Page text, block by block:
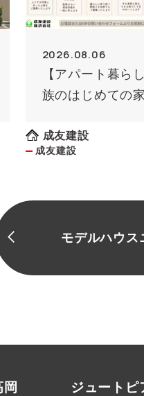
2026.08.06
【アパート暮ら
族のはじめての
成友建設
成友建設
モデルハウス
ジュートピ